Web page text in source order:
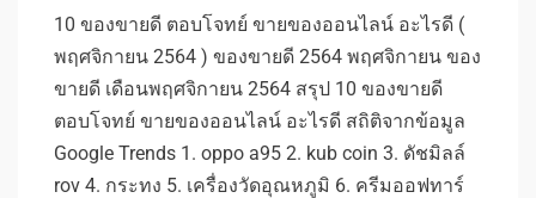
10 ของขายดี ตอบโจทย์ ขายของออนไลน์ อะไรดี (
พฤศจิกายน 2564 ) ของขายดี 2564 พฤศจิกายน ของ
ขายดี เดือนพฤศจิกายน 2564 สรุป 10 ของขายดี
ตอบโจทย์ ขายของออนไลน์ อะไรดี สถิติจากข้อมูล
Google Trends 1. oppo a95 2. kub coin 3. ดัชมิลล์
rov 4. กระทง 5. เครื่องวัดอุณหภูมิ 6. ครีมออฟทาร์